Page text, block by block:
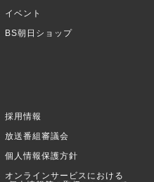
イベント
BS朝日ショップ
採用情報
放送番組審議会
個人情報保護方針
オンラインサービスにおける